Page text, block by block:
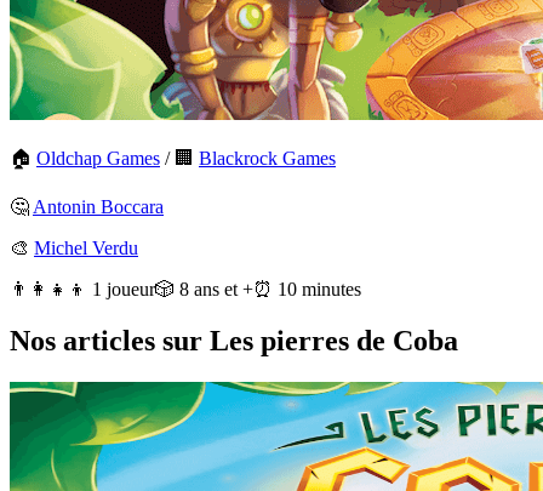
🏠 Oldchap Games / 🏢 Blackrock Games
🤔 Antonin Boccara
🎨 Michel Verdu
👨‍👩‍👧‍👦 1 joueur🎲 8 ans et +⏰ 10 minutes
Nos articles sur Les pierres de Coba